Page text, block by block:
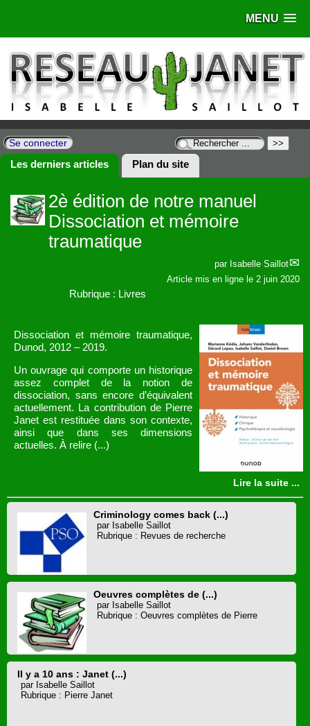
MENU
Se connecter
Les derniers articles Plan du site
2è édition de notre manuel
Dissociation et mémoire
traumatique
par Isabelle Saillot
Article mis en ligne le 2 juin 2020
Rubrique : Livres
Dissociation et mémoire traumatique,
Dunod, 2012 – 2019.
Un ouvrage qui comporte un historique
assez complet de la notion de
dissociation, sans encore d’équivalent
actuellement. La contribution de Pierre
Janet est restituée dans son contexte,
ainsi que dans ses dimensions
actuelles. À relire (...)
Lire la suite ...
Criminology comes back (...)
par Isabelle Saillot
Rubrique : Revues de recherche
Oeuvres complètes de (...)
par Isabelle Saillot
Rubrique : Oeuvres complètes de Pierre
Il y a 10 ans : Janet (...)
par Isabelle Saillot
Rubrique : Pierre Janet